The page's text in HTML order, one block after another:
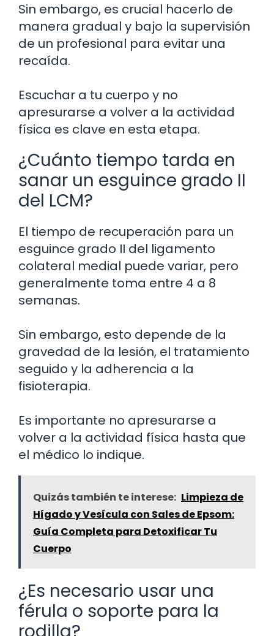
Sin embargo, es crucial hacerlo de
manera gradual y bajo la supervisión
de un profesional para evitar una
recaída.
Escuchar a tu cuerpo y no
apresurarse a volver a la actividad
física es clave en esta etapa.
¿Cuánto tiempo tarda en
sanar un esguince grado II
del LCM?
El tiempo de recuperación para un
esguince grado II del ligamento
colateral medial puede variar, pero
generalmente toma entre 4 a 8
semanas.
Sin embargo, esto depende de la
gravedad de la lesión, el tratamiento
seguido y la adherencia a la
fisioterapia.
Es importante no apresurarse a
volver a la actividad física hasta que
el médico lo indique.
Quizás también te interese: Limpieza de
Hígado y Vesícula con Sales de Epsom:
Guía Completa para Detoxificar Tu
Cuerpo
¿Es necesario usar una
férula o soporte para la